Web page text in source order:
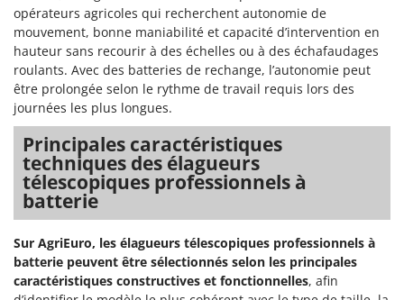
opérateurs agricoles qui recherchent autonomie de
mouvement, bonne maniabilité et capacité d’intervention en
hauteur sans recourir à des échelles ou à des échafaudages
roulants. Avec des batteries de rechange, l’autonomie peut
être prolongée selon le rythme de travail requis lors des
journées les plus longues.
Principales caractéristiques
techniques des élagueurs
télescopiques professionnels à
batterie
Sur AgriEuro, les élagueurs télescopiques professionnels à
batterie peuvent être sélectionnés selon les principales
caractéristiques constructives et fonctionnelles, afin